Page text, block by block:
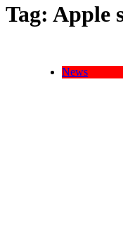
Tag: Apple
News